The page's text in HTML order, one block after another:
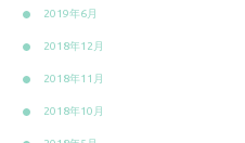
2019年6月
2018年12月
2018年11月
2018年10月